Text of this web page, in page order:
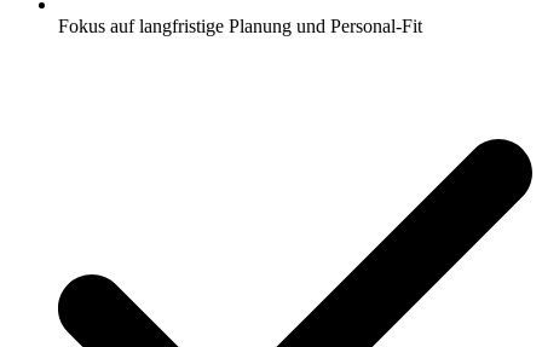
Fokus auf langfristige Planung und Personal-Fit